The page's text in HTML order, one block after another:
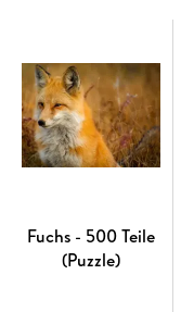
Fuchs - 500 Teile
(Puzzle)